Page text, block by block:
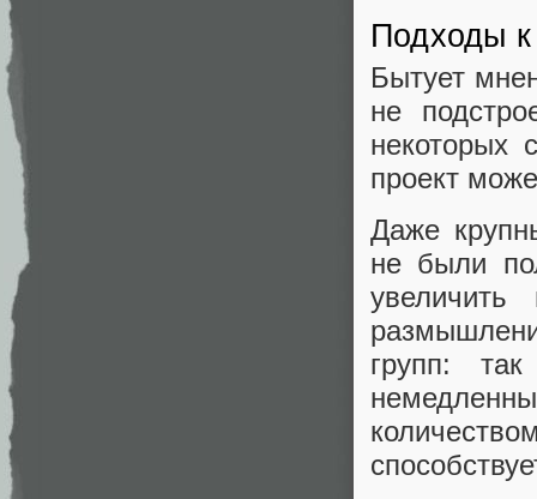
Подходы
Бытует
не
некоторых
проект
Даже
не были
групп: